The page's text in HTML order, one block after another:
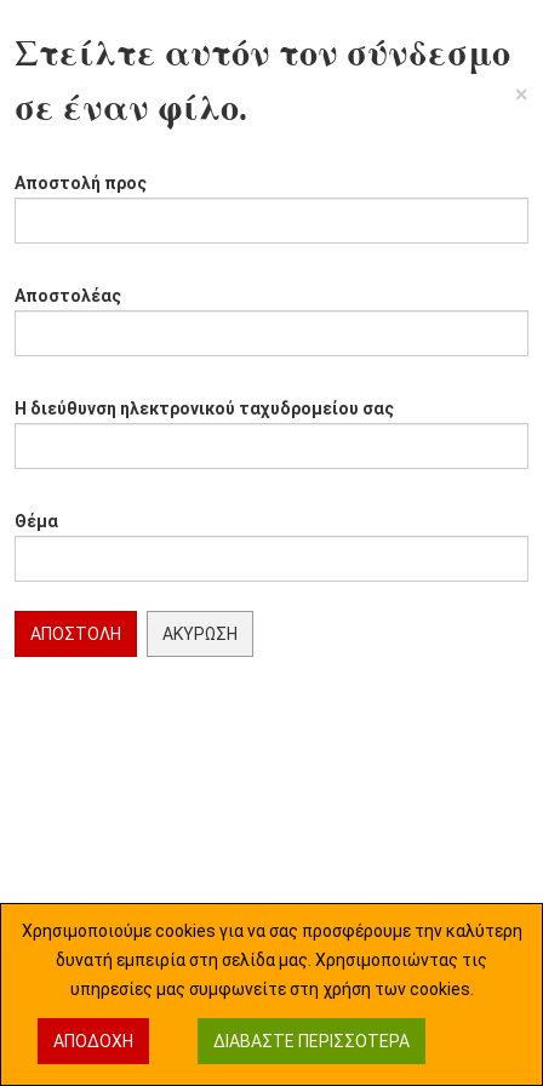
Στείλτε αυτόν τον σύνδεσμο
σε έναν φίλο.
×
Αποστολή προς
Αποστολέας
Η διεύθυνση ηλεκτρονικού ταχυδρομείου σας
Θέμα
ΑΠΟΣΤΟΛΉ ΑΚΎΡΩΣΗ
Χρησιμοποιούμε cookies για να σας προσφέρουμε την καλύτερη
δυνατή εμπειρία στη σελίδα μας. Χρησιμοποιώντας τις
υπηρεσίες μας συμφωνείτε στη χρήση των cookies.
ΑΠΟΔΟΧΉ ΔΙΑΒΆΣΤΕ ΠΕΡΙΣΣΌΤΕΡΑ